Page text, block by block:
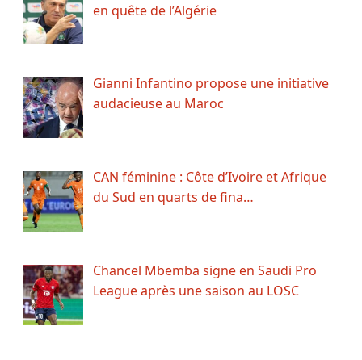
en quête de l’Algérie
Gianni Infantino propose une initiative
audacieuse au Maroc
CAN féminine : Côte d’Ivoire et Afrique
du Sud en quarts de fina…
Chancel Mbemba signe en Saudi Pro
League après une saison au LOSC